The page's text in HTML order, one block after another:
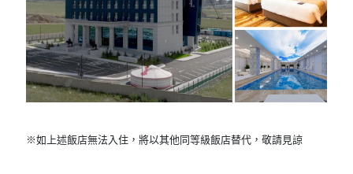
※如上述飯店無法入住，將以其他同等級飯店替代，敬請見諒